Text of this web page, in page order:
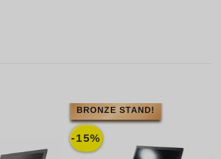
-15%
BRONZE STAND!